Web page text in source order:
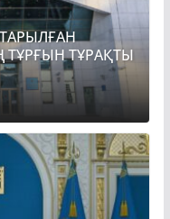
ТҰРҒЫН ТҰРАҚТЫ